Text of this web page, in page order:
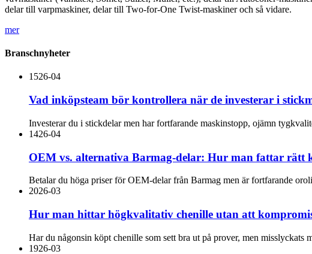
delar till varpmaskiner, delar till Two-for-One Twist-maskiner och så vidare.
mer
Branschnyheter
1526-04
Vad inköpsteam bör kontrollera när de investerar i
Investerar du i stickdelar men har fortfarande maskinstopp, ojämn
1426-04
OEM vs. alternativa Barmag-delar: Hur man fattar rätt
Betalar du höga priser för OEM-delar från Barmag men är fortfarande
2026-03
Hur man hittar högkvalitativ chenille utan att
Har du någonsin köpt chenille som sett bra ut på prover, men
1926-03